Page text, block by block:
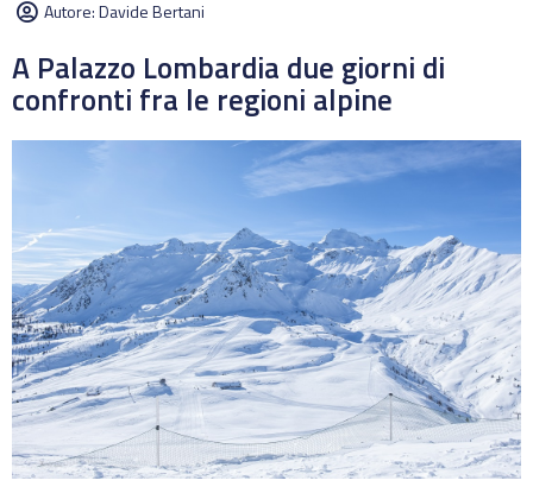
Autore:Davide Bertani
A Palazzo Lombardia due giorni di
confronti fra le regioni alpine